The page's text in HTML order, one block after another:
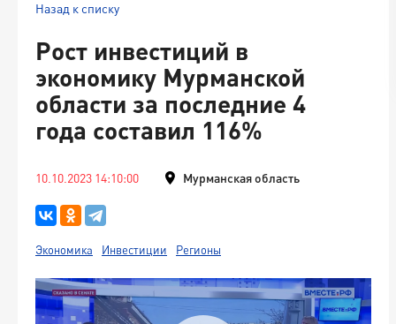
Назад к списку
Рост инвестиций в
экономику Мурманской
области за последние 4
года составил 116%
10.10.2023 14:10:00 Мурманская область
Экономика Инвестиции Регионы